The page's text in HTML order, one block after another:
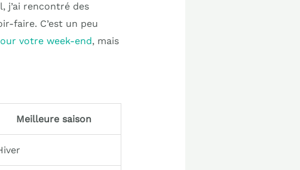
j’ai rencontré des
faire. C’est un peu
votre week-end, mais
Meilleure saison